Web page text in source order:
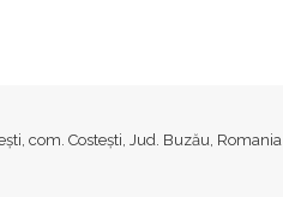
com. Costești, Jud. Buzău, Romania